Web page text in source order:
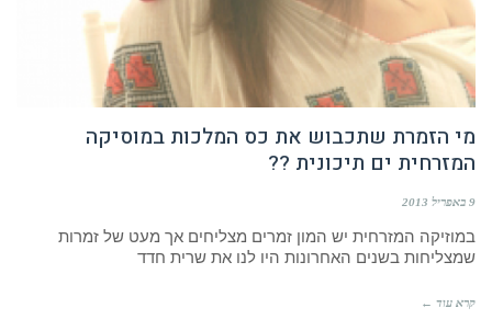
מי הזמרת שתכבוש את כס המלכות במוסיקה
המזרחית ים תיכונית ??
9 באפריל 2013
במוזיקה המזרחית יש המון זמרים מצליחים אך מעט של זמרות
שמצליחות בשנים האחרונות היו לנו את שרית חדד
קרא עוד ←